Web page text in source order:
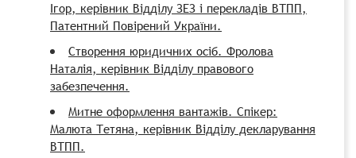
Ігор, керівник Відділу ЗЕЗ і перекладів ВТПП,
Патентний Повірений України.
Створення юридичних осіб. Фролова
Наталія, керівник Відділу правового
забезпечення.
Митне оформлення вантажів. Спікер:
Малюта Тетяна, керівник Відділу декларування
ВТПП.